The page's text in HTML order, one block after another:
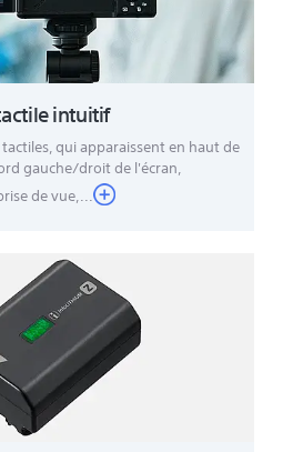
intuitif
qui apparaissent en haut de
gauche/droit de l'écran,
de vue,...